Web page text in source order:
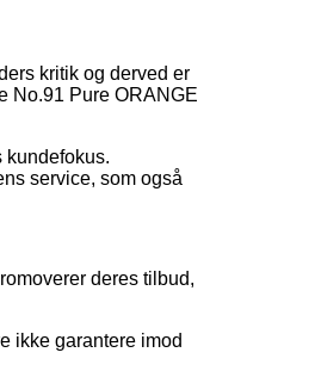
kritik og derved er
No.91 Pure ORANGE
service, som også
deres tilbud,
ikke garantere imod